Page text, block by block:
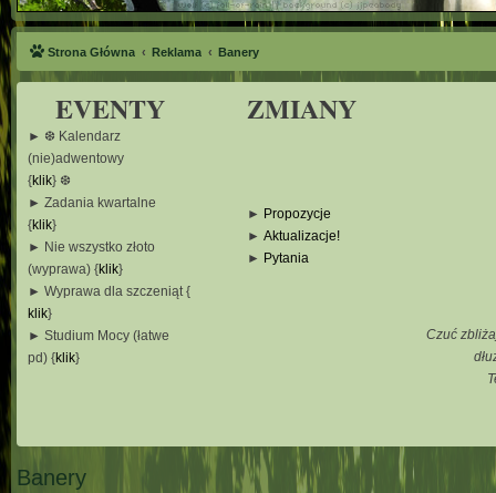
Strona Główna Reklama Banery
EVENTY ZMIANY
► ❆ Kalendarz
(nie)adwentowy
{klik} ❆
► Zadania kwartalne
{klik}
► Nie wszystko złoto
(wyprawa) {klik}
► Wyprawa dla szczeniąt {
klik}
► Studium Mocy (łatwe
pd) {klik}
► Propozycje
► Aktualizacje!
► Pytania
Czuć
Banery